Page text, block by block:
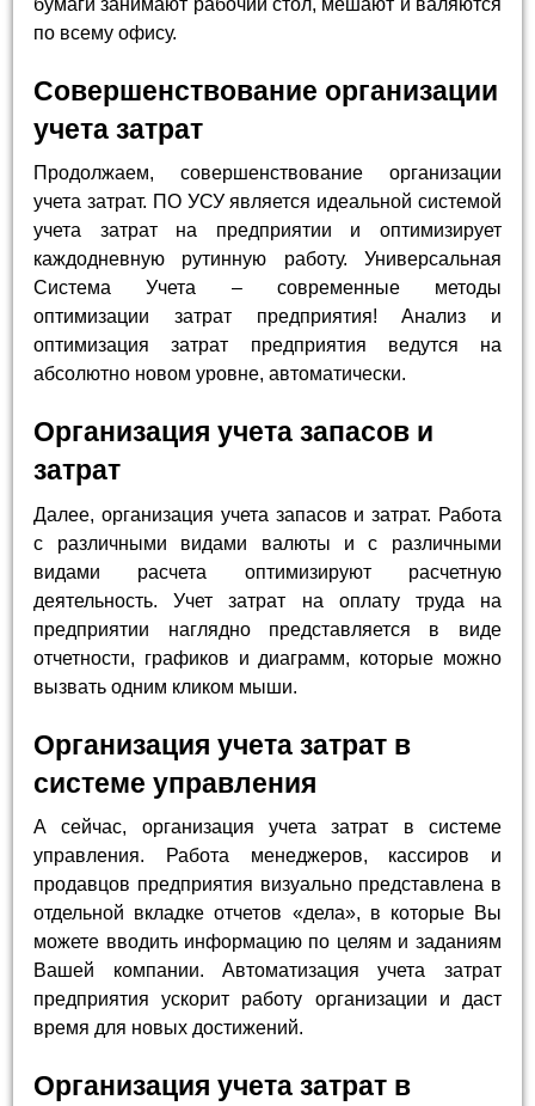
бумаги занимают рабочий стол, мешают и валяются
по всему офису.
Совершенствование организации
учета затрат
Продолжаем, совершенствование организации
учета затрат. ПО УСУ является идеальной системой
учета затрат на предприятии и оптимизирует
каждодневную рутинную работу. Универсальная
Система Учета – современные методы
оптимизации затрат предприятия! Анализ и
оптимизация затрат предприятия ведутся на
абсолютно новом уровне, автоматически.
Организация учета запасов и
затрат
Далее, организация учета запасов и затрат. Работа
с различными видами валюты и с различными
видами расчета оптимизируют расчетную
деятельность. Учет затрат на оплату труда на
предприятии наглядно представляется в виде
отчетности, графиков и диаграмм, которые можно
вызвать одним кликом мыши.
Организация учета затрат в
системе управления
А сейчас, организация учета затрат в системе
управления. Работа менеджеров, кассиров и
продавцов предприятия визуально представлена в
отдельной вкладке отчетов «дела», в которые Вы
можете вводить информацию по целям и заданиям
Вашей компании. Автоматизация учета затрат
предприятия ускорит работу организации и даст
время для новых достижений.
Организация учета затрат в